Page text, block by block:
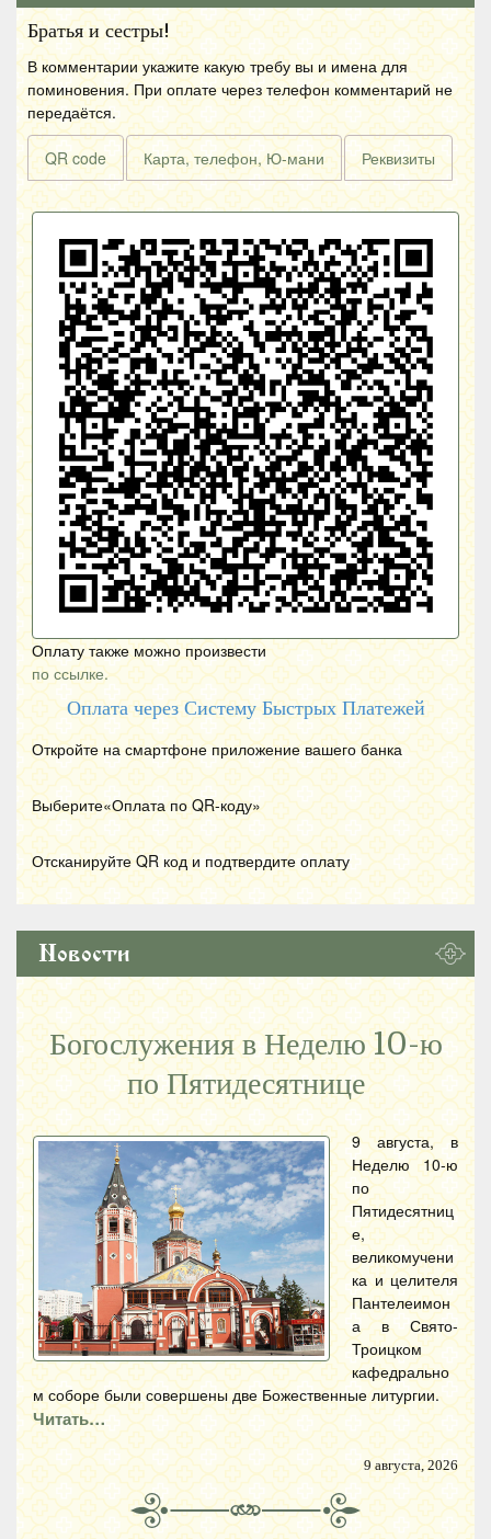
Братья и сестры!
В комментарии укажите какую требу вы и имена для
поминовения. При оплате через телефон комментарий не
передаётся.
QR code Карта, телефон, Ю-мани Реквизиты
Оплату также можно произвести
по ссылке.
Оплата через Систему Быстрых Платежей
Откройте на смартфоне приложение вашего банка
Выберите«Оплата по QR-коду»
Отсканируйте QR код и подтвердите оплату
Новости
Богослужения в Неделю 10-ю
по Пятидесятнице
9 августа, в
Неделю 10-ю
по
Пятидесятниц
е,
великомучени
ка и целителя
Пантелеимон
а в Свято-
Троицком
кафедрально
м соборе были совершены две Божественные литургии.
Читать…
9 августа, 2026